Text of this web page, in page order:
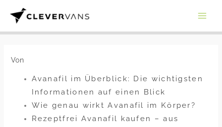
Inhalt
springen
Von
Avanafil im Überblick: Die wichtigsten
Informationen auf einen Blick
Wie genau wirkt Avanafil im Körper?
Rezeptfrei Avanafil kaufen – aus